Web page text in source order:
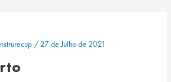
/ 27 de Julho de 2021